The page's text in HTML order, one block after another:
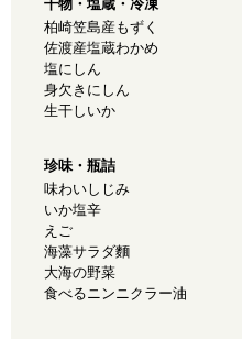
干物・塩蔵・冷凍
柏崎笠島産もずく
佐渡産塩蔵わかめ
塩にしん
身欠きにしん
生干しいか
珍味・瓶詰
味わいしじみ
いか塩辛
えご
海藻サラダ麵
大海の野菜
食べるニンニクラー油